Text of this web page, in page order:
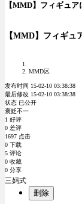
【MMD】フィギュ
【MMD】フィギュ
MMD区
发布时间 15-02-10 03:38:38
最后修改 15-02-10 03:38:38
状态 已公开
褒贬不一
1 好评
0 差评
1697 点击
0 下载
5 评论
0 收藏
0 分享
三妈式
删除